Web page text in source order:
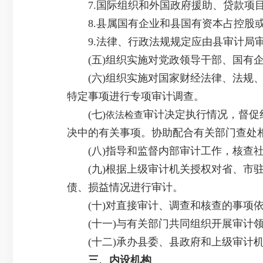
7.国际组织和外国政府援助、贷款项
8.县属国有企业和县国有资本占控股
9.法律、行政法规规定应由县审计局
(五)组织实施对党政领导干部、国有企
(六)组织实施对国家财经法律、法规、
特定事项进行专项审计调查。
(七)依法检查审计决定执行情况，督
决中的有关事项。协助配合有关部门查处
(八)指导和监督内部审计工作，核查社
(九)根据上级审计机关授权对省、市驻
债、损益情况进行审计。
(十)对直接审计、调查和核查的事项依
(十一)与有关部门共同组织开展审计领
(十二)承办县委、县政府和上级审计
三、内设机构